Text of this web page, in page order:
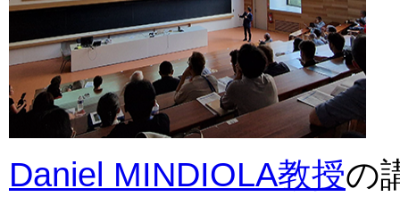
Daniel MINDIOLA教授の